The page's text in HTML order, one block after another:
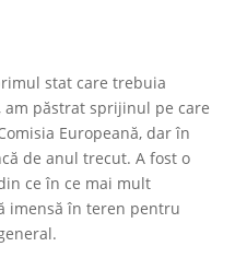
stat care trebuia
păstrat sprijinul pe care
Europeană, dar în
de anul trecut. A fost o
ce în ce mai mult
imensă în teren pentru